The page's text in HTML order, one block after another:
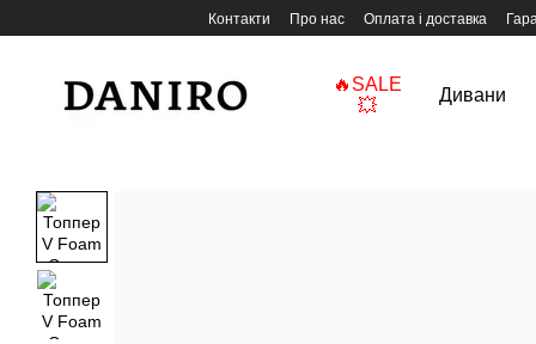
Перейти до основного контенту
Контакти Про нас Оплата і доставка
🔥SALE
💥
Дивани